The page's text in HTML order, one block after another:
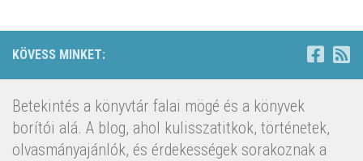
KÖVESS MINKET:
Betekintés a könyvtár falai mögé és a könyvek
borítói alá. A blog, ahol kulisszatitkok, történetek,
olvasmányajánlók, és érdekességek sorakoznak a